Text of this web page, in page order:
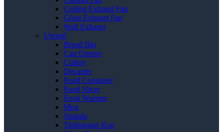
Ceiling Exhaust Fan
Glass Exhaust Fan
Wall Exhaust
Utensil
Bread Bin
Can Opener
Cutlery
Decanter
Food Container
Food Slicer
Food Warmer
Mug
Spatula
Timbangan Kue